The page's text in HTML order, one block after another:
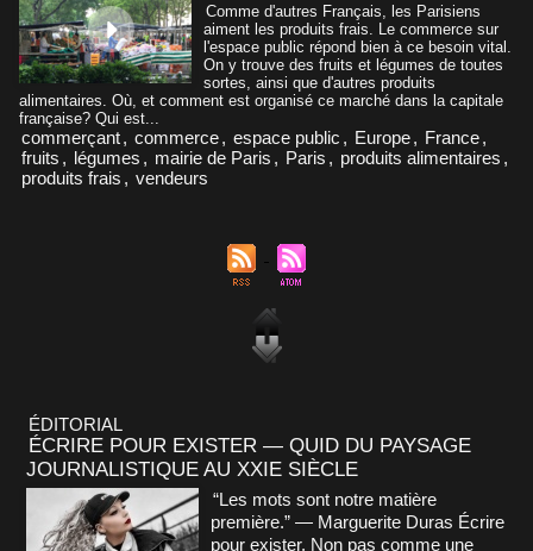
Comme d'autres Français, les Parisiens
aiment les produits frais. Le commerce sur
l'espace public répond bien à ce besoin vital.
On y trouve des fruits et légumes de toutes
sortes, ainsi que d'autres produits
alimentaires. Où, et comment est organisé ce marché dans la capitale
française? Qui est...
commerçant, commerce, espace public , Europe, France,
fruits , légumes , mairie de Paris , Paris , produits alimentaires ,
produits frais , vendeurs
ÉDITORIAL
ÉCRIRE POUR EXISTER — QUID DU PAYSAGE
JOURNALISTIQUE AU XXIE SIÈCLE
“Les mots sont notre matière
première.” — Marguerite Duras Écrire
pour exister. Non pas comme une